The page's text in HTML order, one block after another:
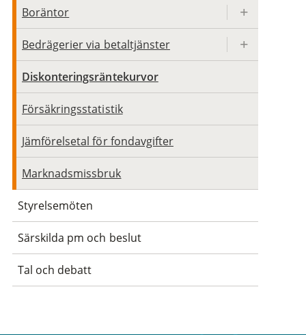
Boräntor
Bedrägerier via betaltjänster
Diskonteringsräntekurvor
Försäkringsstatistik
Jämförelsetal för fondavgifter
Marknadsmissbruk
Styrelsemöten
Särskilda pm och beslut
Tal och debatt